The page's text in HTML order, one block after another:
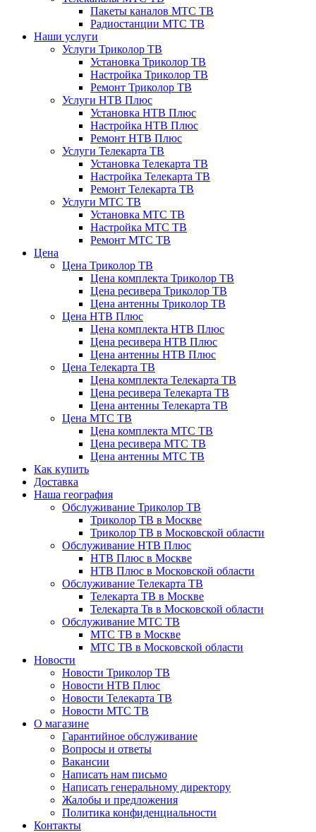
Пакеты каналов МТС ТВ
Радиостанции МТС ТВ
Наши услуги
Услуги Триколор ТВ
Установка Триколор ТВ
Настройка Триколор ТВ
Ремонт Триколор ТВ
Услуги НТВ Плюс
Установка НТВ Плюс
Настройка НТВ Плюс
Ремонт НТВ Плюс
Услуги Телекарта ТВ
Установка Телекарта ТВ
Настройка Телекарта ТВ
Ремонт Телекарта ТВ
Услуги МТС ТВ
Установка МТС ТВ
Настройка МТС ТВ
Ремонт МТС ТВ
Цена
Цена Триколор ТВ
Цена комплекта Триколор ТВ
Цена ресивера Триколор ТВ
Цена антенны Триколор ТВ
Цена НТВ Плюс
Цена комплекта НТВ Плюс
Цена ресивера НТВ Плюс
Цена антенны НТВ Плюс
Цена Телекарта ТВ
Цена комплекта Телекарта ТВ
Цена ресивера Телекарта ТВ
Цена антенны Телекарта ТВ
Цена МТС ТВ
Цена комплекта МТС ТВ
Цена ресивера МТС ТВ
Цена антенны МТС ТВ
Как купить
Доставка
Наша география
Обслуживание Триколор ТВ
Триколор ТВ в Москве
Триколор ТВ в Московской области
Обслуживание НТВ Плюс
НТВ Плюс в Москве
НТВ Плюс в Московской области
Обслуживание Телекарта ТВ
Телекарта ТВ в Москве
Телекарта Тв в Московской области
Обслуживание МТС ТВ
МТС ТВ в Москве
МТС ТВ в Московской области
Новости
Новости Триколор ТВ
Новости НТВ Плюс
Новости Телекарта ТВ
Новости МТС ТВ
О магазине
Гарантийное обслуживание
Вопросы и ответы
Вакансии
Написать нам письмо
Написать генеральному директору
Жалобы и предложения
Политика конфиденциальности
Контакты